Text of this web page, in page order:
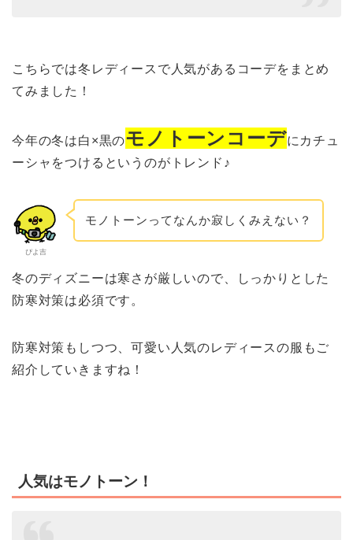
こちらでは冬レディースで人気があるコーデをまとめ
てみました！
今年の冬は白×黒のモノトーンコーデにカチュ
ーシャをつけるというのがトレンド♪
ぴよ吉
モノトーンってなんか寂しくみえない？
冬のディズニーは寒さが厳しいので、しっかりとした
防寒対策は必須です。
防寒対策もしつつ、可愛い人気のレディースの服もご
紹介していきますね！
人気はモノトーン！